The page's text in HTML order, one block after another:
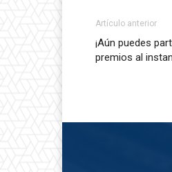
Artículo anterior
¡Aún puedes
premios al